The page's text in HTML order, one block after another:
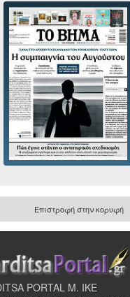
Επιστροφή στην κορυφή
PORTAL Μ. ΙΚΕ